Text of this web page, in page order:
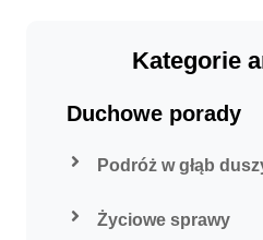
Kategorie
Duchowe porady
Podróż w głąb
Życiowe sprawy